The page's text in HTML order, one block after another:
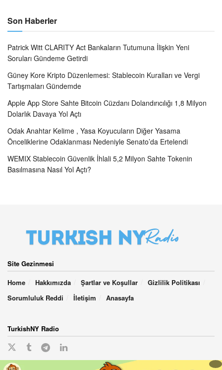
Son Haberler
Patrick Witt CLARITY Act Bankaların Tutumuna İlişkin Yeni
Soruları Gündeme Getirdi
Güney Kore Kripto Düzenlemesi: Stablecoin Kuralları ve Vergi
Tartışmaları Gündemde
Apple App Store Sahte Bitcoin Cüzdanı Dolandırıcılığı 1,8 Milyon
Dolarlık Davaya Yol Açtı
Odak Anahtar Kelime , Yasa Koyucuların Diğer Yasama
Önceliklerine Odaklanması Nedeniyle Senato’da Ertelendi
WEMIX Stablecoin Güvenlik İhlali 5,2 Milyon Sahte Tokenin
Basılmasına Nasıl Yol Açtı?
Site Gezinmesi
Home
Hakkımızda Şartlar ve Koşullar
Gizlilik Politikası
Sorumluluk Reddi
İletişim Anasayfa
TurkishNY Radio